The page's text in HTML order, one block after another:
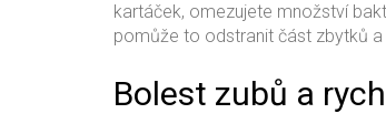
kartáček, omezujete množství
pomůže to odstranit část zbytků a
Bolest zubů a